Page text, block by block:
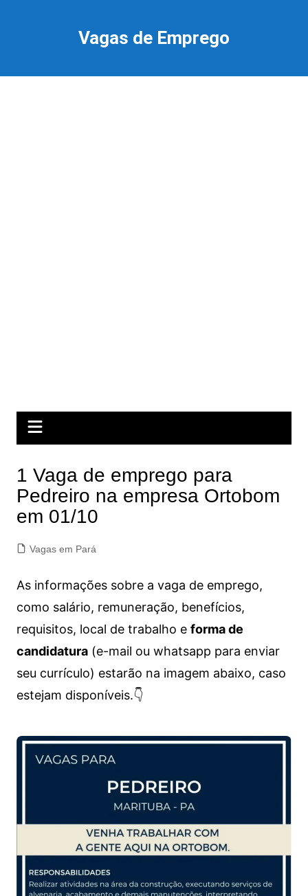
Vagas de Emprego
1 Vaga de emprego para
Pedreiro na empresa Ortobom
em 01/10
Vagas em Pará
As informações sobre a vaga de emprego,
como salário, remuneração, benefícios,
requisitos, local de trabalho e forma de
candidatura(e-mail ou whatsapp para enviar
seu currículo) estarão na imagem abaixo, caso
estejam disponíveis.👇